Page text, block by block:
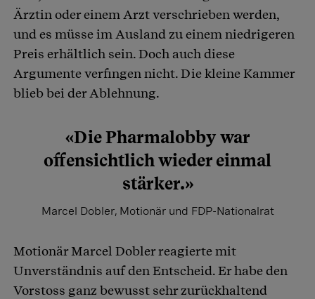
Ärztin oder einem Arzt verschrieben werden,
und es müsse im Ausland zu einem niedrigeren
Preis erhältlich sein. Doch auch diese
Argumente verfingen nicht. Die kleine Kammer
blieb bei der Ablehnung.
«Die Pharmalobby war
offensichtlich wieder einmal
stärker.»
Marcel Dobler, Motionär und FDP-Nationalrat
Motionär Marcel Dobler reagierte mit
Unverständnis auf den Entscheid. Er habe den
Vorstoss ganz bewusst sehr zurückhaltend